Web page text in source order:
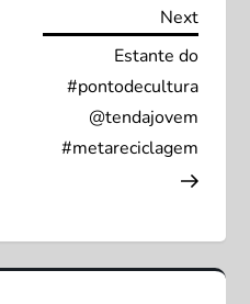
Next
Next
Estante do
#pontodecultura
@tendajovem
#metareciclagem